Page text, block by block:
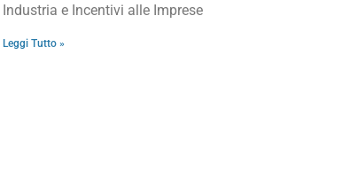
Industria e Incentivi alle Imprese
Leggi Tutto »